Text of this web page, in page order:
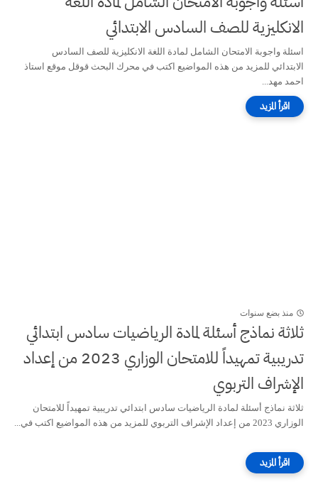
الانكليزية للصف السادس الابتدائي
اسئلة واجوبة الامتحان الشامل لمادة اللغة الانكليزية للصف السادس
الابتدائي للمزيد من هذه المواضيع اكتب في محرك البحث قوقل موقع استاذ
احمد مهد...
منذ بضع سنوات
ثلاثة نماذج أسئلة لمادة الرياضيات سادس ابتدائي
تدريبية تمهيداً للامتحان الوزاري 2023 من إعداد
الإشراف التربوي
ثلاثة نماذج أسئلة لمادة الرياضيات سادس ابتدائي تدريبية تمهيداً للامتحان
الوزاري 2023 من إعداد الإشراف التربوي للمزيد من هذه المواضيع اكتب في...